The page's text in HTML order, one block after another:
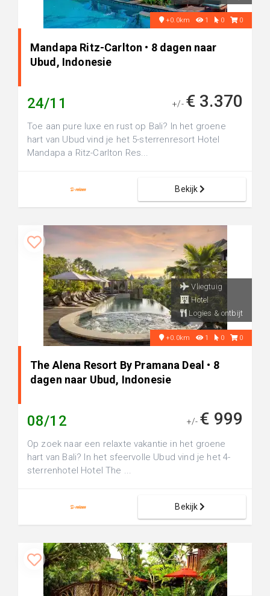
+0.0km 1 0 0
Mandapa Ritz-Carlton • 8 dagen naar
Ubud, Indonesie
24/11 +/- € 3.370
Toe aan pure luxe en rust op Bali? In het groene
hart van Ubud vind je het 5-sterrenresort Hotel
Mandapa a Ritz-Carlton Res...
Bekijk
Vliegtuig
Hotel
Logies & ontbijt
+0.0km 1 0 0
The Alena Resort By Pramana Deal • 8
dagen naar Ubud, Indonesie
08/12 +/- € 999
Op zoek naar een relaxte vakantie in het groene
hart van Bali? In het sfeervolle Ubud vind je het 4-
sterrenhotel Hotel The ...
Bekijk